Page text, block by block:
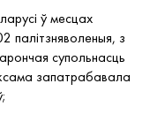
ў месцах
палітзняволеныя, з
супольнасць
запатрабавала